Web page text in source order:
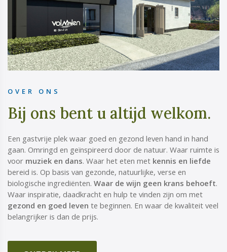
OVER ONS
Bij ons bent u altijd welkom.
Een gastvrije plek waar goed en gezond leven hand in hand
gaan. Omringd en geïnspireerd door de natuur. Waar ruimte is
voor muziek en dans. Waar het eten met kennis en liefde
bereid is. Op basis van gezonde, natuurlijke, verse en
biologische ingrediënten. Waar de wijn geen krans behoeft.
Waar inspiratie, daadkracht en hulp te vinden zijn om met
gezond en goed leven te beginnen. En waar de kwaliteit veel
belangrijker is dan de prijs.